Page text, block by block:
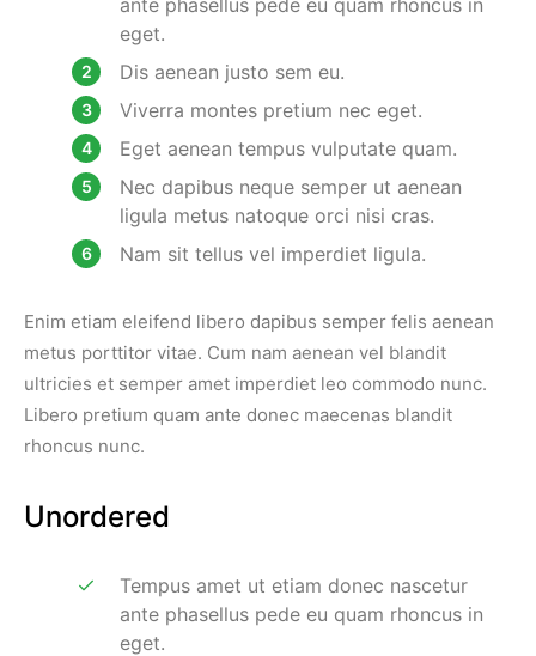
ante phasellus pede eu quam rhoncus in
eget.
Dis aenean justo sem eu.
Viverra montes pretium nec eget.
Eget aenean tempus vulputate quam.
Nec dapibus neque semper ut aenean
ligula metus natoque orci nisi cras.
Nam sit tellus vel imperdiet ligula.
Enim etiam eleifend libero dapibus semper felis aenean
metus porttitor vitae. Cum nam aenean vel blandit
ultricies et semper amet imperdiet leo commodo nunc.
Libero pretium quam ante donec maecenas blandit
rhoncus nunc.
Unordered
Tempus amet ut etiam donec nascetur
ante phasellus pede eu quam rhoncus in
eget.